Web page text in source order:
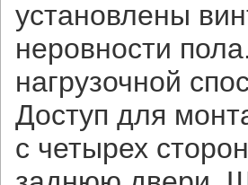
установлены
неровности
нагрузочной
Доступ для
с четырех